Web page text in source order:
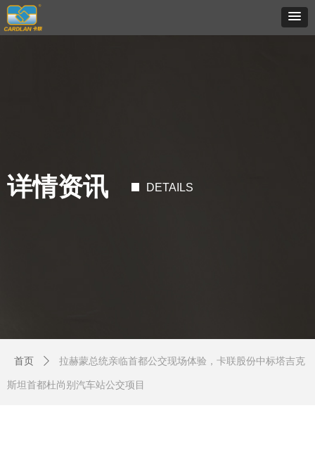
首页 ꄲ 拉赫蒙总统亲临首都公交现场体验，卡联股份中标塔吉克
斯坦首都杜尚别汽车站公交项目
详情资讯 DETAILS